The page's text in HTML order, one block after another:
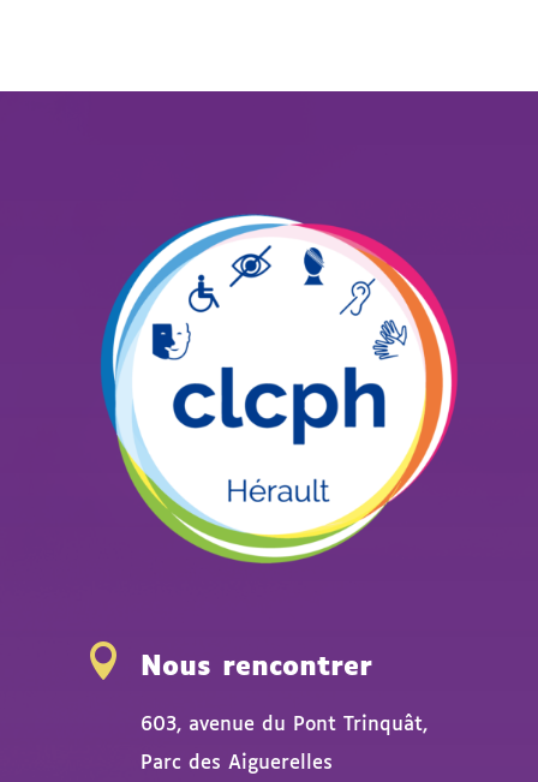
 Nous rencontrer
603, avenue du Pont Trinquât,
Parc des Aiguerelles